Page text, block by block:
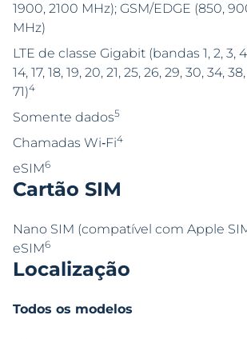
1900, 2100 MHz); GSM/EDGE (850,
MHz)
LTE de classe Gigabit (bandas 1, 2, 3, 4,
14, 17, 18, 19, 20, 21, 25, 26, 29, 30, 34,
71)4
Somente dados5
Chamadas Wi‑Fi4
eSIM6
Cartão SIM
Nano SIM (compatível com Apple
eSIM6
Localização
Todos os modelos